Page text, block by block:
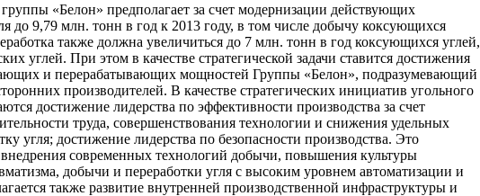
«Белон» предполагает за счет модернизации действующих
до 9,79 млн. тонн в год к 2013 году, в том числе добычу коксующихся
также должна увеличиться до 7 млн. тонн в год коксующихся углей,
углей. При этом в качестве стратегической задачи ставится достижения
и перерабатывающих мощностей Группы «Белон», подразумевающий
производителей. В качестве стратегических инициатив угольного
достижение лидерства по эффективности производства за счет
труда, совершенствования технологии и снижения удельных
угля; достижение лидерства по безопасности производства. Это
внедрения современных технологий добычи, повышения культуры
добычи и переработки угля с высоким уровнем автоматизации и
также развитие внутренней производственной инфраструктуры и